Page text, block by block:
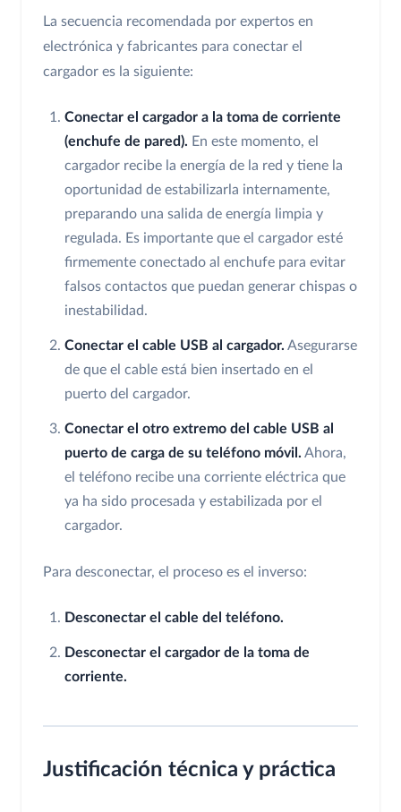
La secuencia recomendada por expertos en
electrónica y fabricantes para conectar el
cargador es la siguiente:
Conectar el cargador a la toma de corriente
(enchufe de pared). En este momento, el
cargador recibe la energía de la red y tiene la
oportunidad de estabilizarla internamente,
preparando una salida de energía limpia y
regulada. Es importante que el cargador esté
firmemente conectado al enchufe para evitar
falsos contactos que puedan generar chispas o
inestabilidad.
Conectar el cable USB al cargador. Asegurarse
de que el cable está bien insertado en el
puerto del cargador.
Conectar el otro extremo del cable USB al
puerto de carga de su teléfono móvil. Ahora,
el teléfono recibe una corriente eléctrica que
ya ha sido procesada y estabilizada por el
cargador.
Para desconectar, el proceso es el inverso:
Desconectar el cable del teléfono.
Desconectar el cargador de la toma de
corriente.
Justificación técnica y práctica